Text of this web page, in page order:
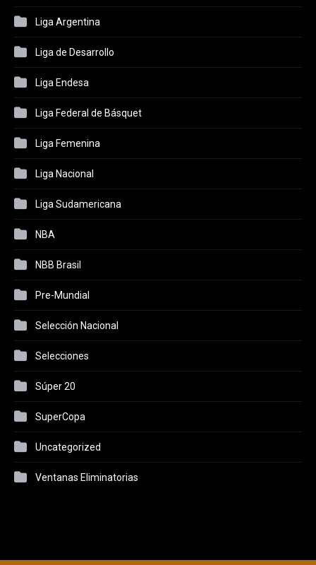
Liga Argentina
Liga de Desarrollo
Liga Endesa
Liga Federal de Básquet
Liga Femenina
Liga Nacional
Liga Sudamericana
NBA
NBB Brasil
Pre-Mundial
Selección Nacional
Selecciones
Súper 20
SuperCopa
Uncategorized
Ventanas Eliminatorias